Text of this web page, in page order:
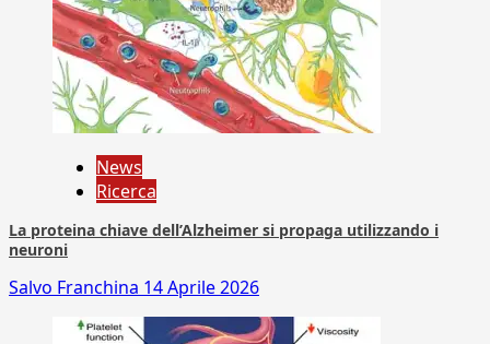
News
Ricerca
La proteina chiave dell’Alzheimer si propaga utilizzando i
neuroni
Salvo Franchina 14 Aprile 2026